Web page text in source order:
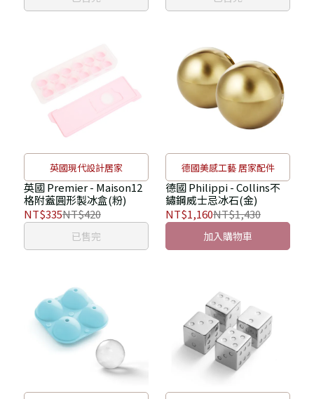
英國現代設計居家
英國 Premier - Maison12
格附蓋圓形製冰盒(粉)
NT$335NT$420
已售完
德國美感工藝 居家配件
德國 Philippi - Collins不
鏽鋼威士忌冰石(金)
NT$1,160NT$1,430
加入購物車